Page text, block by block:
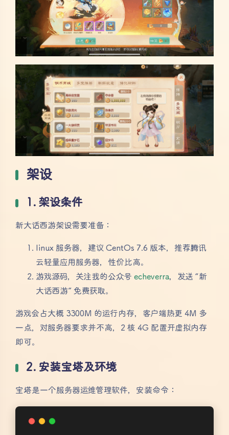
架设
1. 架设条件
新大话西游架设需要准备：
linux 服务器，建议 CentOs 7.6 版本，推荐腾讯
云轻量应用服务器，性价比高。
游戏源码，关注我的公众号 echeverra，发送 “新
大话西游” 免费获取。
游戏会占大概 3300M 的运行内存，客户端热更 4M 多
一点，对服务器要求并不高，2 核 4G 配置开虚拟内存
即可。
2. 安装宝塔及环境
宝塔是一个服务器运维管理软件，安装命令：